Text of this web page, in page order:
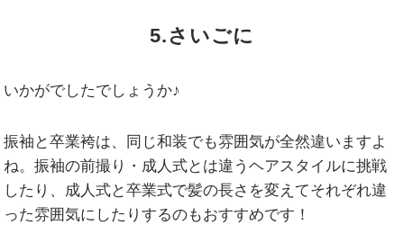
5.さいごに
いかがでしたでしょうか♪
振袖と卒業袴は、同じ和装でも雰囲気が全然違いますよ
ね。振袖の前撮り・成人式とは違うヘアスタイルに挑戦
したり、成人式と卒業式で髪の長さを変えてそれぞれ違
った雰囲気にしたりするのもおすすめです！